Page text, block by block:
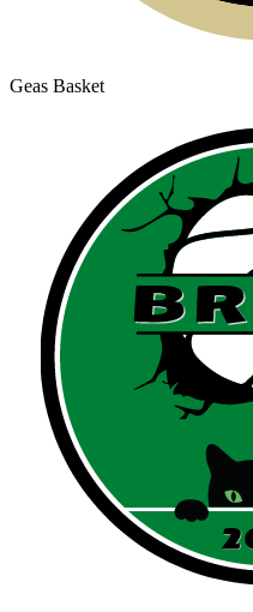
Geas Basket